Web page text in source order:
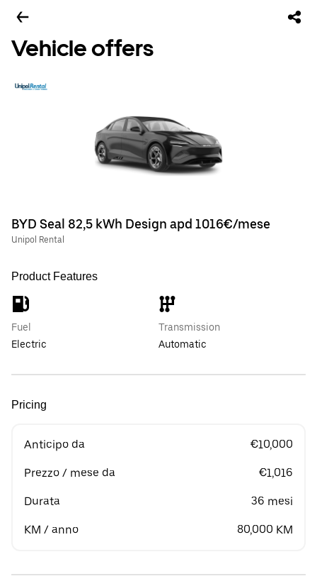
Vehicle offers
BYD Seal 82,5 kWh Design apd 1016€/mese
Unipol Rental
Product Features
Fuel
Electric
Transmission
Automatic
Pricing
Anticipo da €10,000
Prezzo / mese da €1,016
Durata 36 mesi
KM / anno 80,000 KM